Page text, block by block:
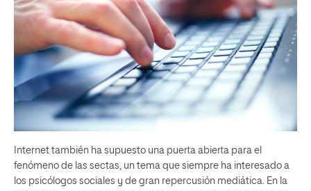
Internet también ha supuesto una puerta abierta para el
fenómeno de las sectas, un tema que siempre ha interesado a
los psicólogos sociales y de gran repercusión mediática. En la